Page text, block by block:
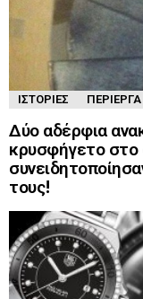
ΙΣΤΟΡΊΕΣ ΠΕΡΊΕΡΓΑ
Δύο αδέρφια
κρυσφήγετο στο
τους!